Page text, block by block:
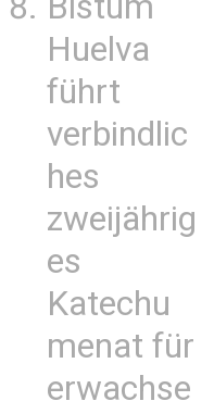
Huelva
führt
verbindlic
hes
zweijährig
es
Katechu
menat für
erwachse